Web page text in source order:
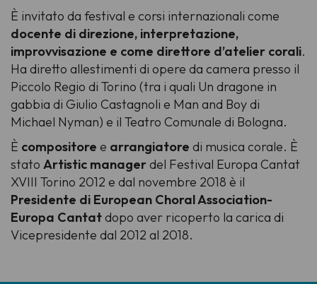
È invitato da festival e corsi internazionali come
docente di direzione, interpretazione,
improvvisazione e come direttore d’atelier corali.
Ha diretto allestimenti di opere da camera presso il
Piccolo Regio di Torino (tra i quali Un dragone in
gabbia di Giulio Castagnoli e Man and Boy di
Michael Nyman) e il Teatro Comunale di Bologna.
È compositore e arrangiatore di musica corale. È
stato Artistic managerdel Festival Europa Cantat
XVIII Torino 2012 e dal novembre 2018 è il
Presidente di European Choral Association-
Europa Cantatdopo aver ricoperto la carica di
Vicepresidente dal 2012 al 2018.